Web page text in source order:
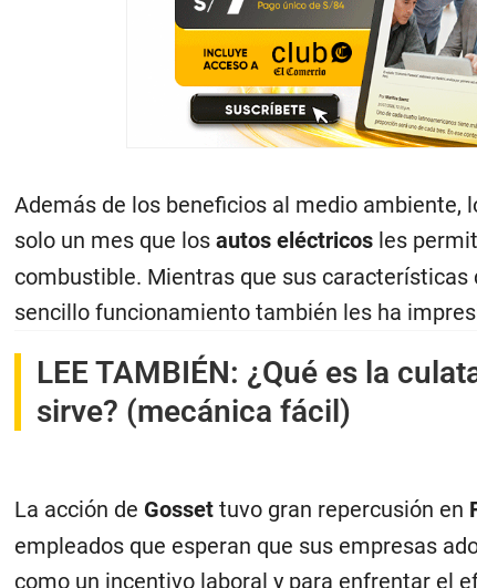
Además de los beneficios al medio ambiente,
solo un mes que los autos eléctricos les
combustible. Mientras que sus características
sencillo funcionamiento también les ha
LEE TAMBIÉN: ¿Qué es la
sirve? (mecánica fácil)
La acción de Gosset tuvo gran repercusión en
empleados que esperan que sus empresas
como un incentivo laboral y para enfrentar el